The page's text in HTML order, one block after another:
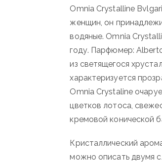
Omnia Crystalline
женщин, он
водяные. Omnia
году. Парфюмер:
из светящегося
характеризуется
Omnia Crystaline
цветков лотоса,
кремовой конической
Кристаллический
можно описать двумя